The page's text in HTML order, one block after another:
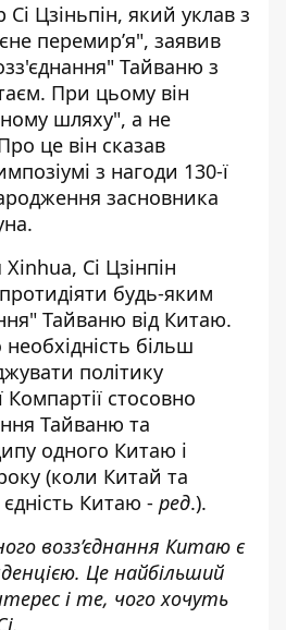
Цзіньпін, який уклав з
перемир’я", заявив
Тайваню з
При цьому він
шляху", а не
це він сказав
з нагоди 130-ї
засновника
, Сі Цзінпін
будь-яким
Тайваню від Китаю.
більш
політику
Компартії стосовно
Тайваню та
одного Китаю і
(коли Китай та
Китаю - ред.).
возз’єднання Китаю є
Це найбільший
і те, чого хочуть